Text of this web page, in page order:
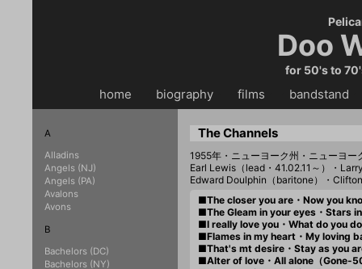
Doo
for 50's to
home biography・・ films bandstand
The Channels
1955年・ニューヨーク州・ニューヨー
Earl Lewis（lead・41.02.11～）・
Edward Doulphin（baritone）・
■The closer you are・Now you
■The Gleam in your eyes・Stars
■I really love you・What do you
■Flames in my heart・My loving
■That's mt desire・Stay as you
■Alter of love・All alone（Gone-
A
Alladins
Angels (NJ)
Angels (PA)
Avalons
Avons
B
Bachelors (DC)
Bachelors (NY)